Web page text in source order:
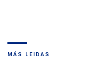
MÁS LEIDAS